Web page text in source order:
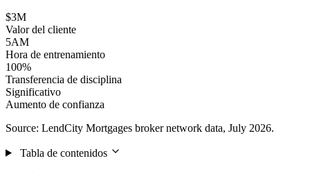
$3M
Valor del cliente
5AM
Hora de entrenamiento
100%
Transferencia de disciplina
Significativo
Aumento de confianza
Source: LendCity Mortgages broker network data, July 2026.
Tabla de contenidos